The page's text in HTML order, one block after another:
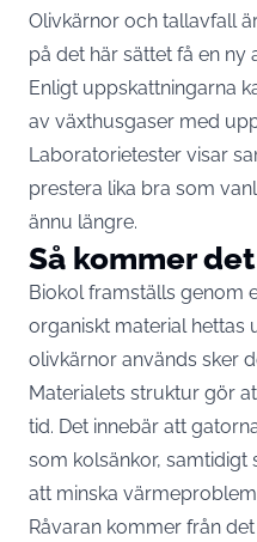
Olivkärnor och tallavfall
på det här sättet få en ny
Enligt uppskattningarna
av växthusgaser med
Laboratorietester visar
prestera lika bra som
ännu längre.
Så kommer
Biokol framställs genom
organiskt material hettas
olivkärnor används sker
Materialets struktur gör
tid. Det innebär att
som kolsänkor, samtidigt
att minska
Råvaran kommer från